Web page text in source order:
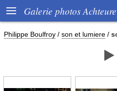
 Galerie photos Achteure
Philippe Boulfroy / son et lumiere /
